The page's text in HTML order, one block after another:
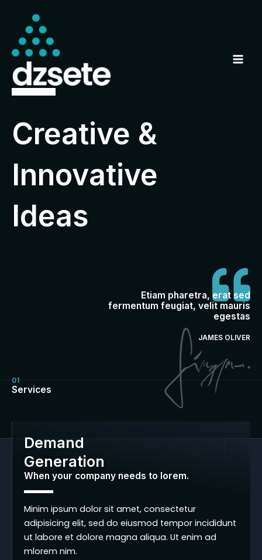
conteúdo
Creative &
Innovative
Ideas
Etiam pharetra, erat sed
fermentum feugiat, velit mauris
egestas
JAMES OLIVER
01
Services
Demand
Generation
When your company needs to lorem.
Minim ipsum dolor sit amet, consectetur
adipisicing elit, sed do eiusmod tempor incididunt
ut labore et dolore magna aliqua. Ut enim ad
mlorem nim.